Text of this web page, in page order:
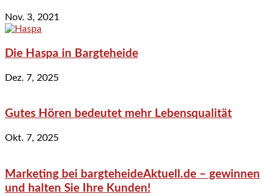
Nov. 3, 2021
Die Haspa in Bargteheide
Dez. 7, 2025
Gutes Hören bedeutet mehr Lebensqualität
Okt. 7, 2025
Marketing bei bargteheideAktuell.de – gewinnen
und halten Sie Ihre Kunden!